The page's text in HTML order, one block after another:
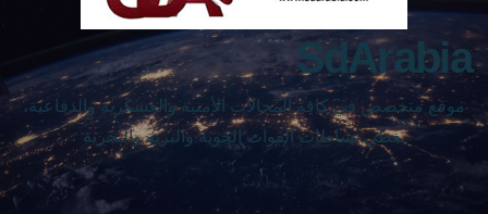
SdArabia
موقع متخصص في كافة المجالات الأمنية والعسكرية والدفاعية،
يغطي نشاطات القوات الجوية والبرية والبحرية